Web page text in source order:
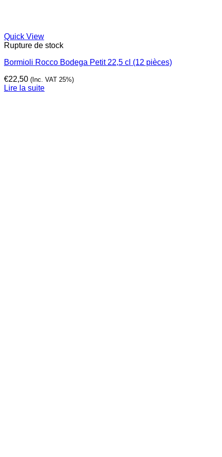
Quick View
Rupture de stock
Bormioli Rocco Bodega Petit 22,5 cl (12 pièces)
€22,50 (Inc. VAT 25%)
Lire la suite